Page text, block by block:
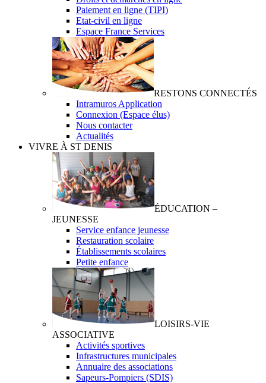
Paiement en ligne (TIPI)
Etat-civil en ligne
Espace France Services
RESTONS CONNECTÉS
Intramuros Application
Connexion (Espace élus)
Nous contacter
Actualités
VIVRE À ST DENIS
ÉDUCATION –
JEUNESSE
Service enfance jeunesse
Restauration scolaire
Établissements scolaires
Petite enfance
LOISIRS-VIE
ASSOCIATIVE
Activités sportives
Infrastructures municipales
Annuaire des associations
Sapeurs-Pompiers (SDIS)